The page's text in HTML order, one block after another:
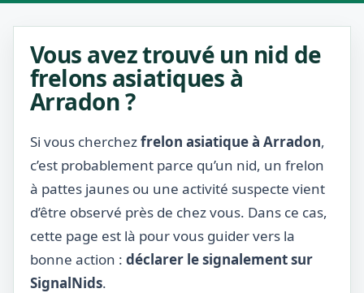
Vous avez trouvé un nid de
frelons asiatiques à
Arradon ?
Si vous cherchezfrelon asiatique à Arradon,
c’est probablement parce qu’un nid, un frelon
à pattes jaunes ou une activité suspecte vient
d’être observé près de chez vous. Dans ce cas,
cette page est là pour vous guider vers la
bonne action : déclarer le signalement sur
SignalNids.